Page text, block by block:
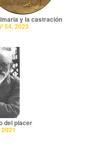
y la castración
54, 2023
del placer